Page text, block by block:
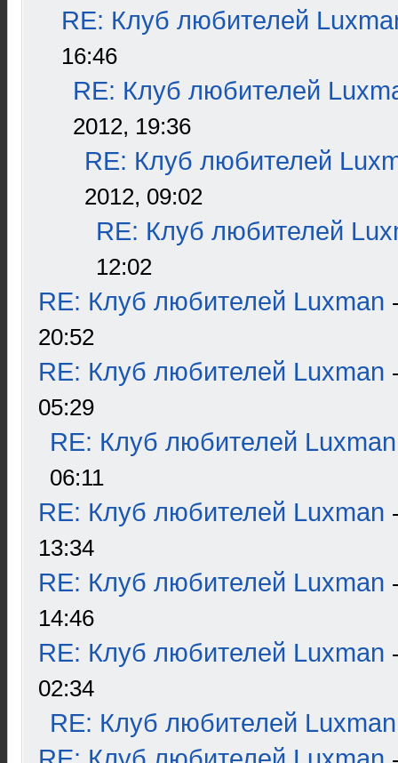
RE: Клуб любителей
16:46
RE: Клуб любителей
2012, 19:36
RE: Клуб любителей
2012, 09:02
RE: Клуб любителей
12:02
RE: Клуб любителей Luxman
20:52
RE: Клуб любителей Luxman
05:29
RE: Клуб любителей Luxman
06:11
RE: Клуб любителей Luxman
13:34
RE: Клуб любителей Luxman
14:46
RE: Клуб любителей Luxman
02:34
RE: Клуб любителей Luxman